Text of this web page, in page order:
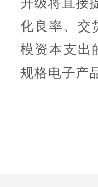
化良率、交
模资本支出
规格电子产